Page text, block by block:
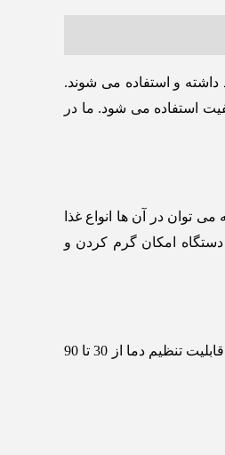
و استفاده می شوند.
استفاده می شود. ما در
نگهداری و گرم کردن غذا ها طراحی شده است. این دستگاه ‌ها دارای 4 سینی هستند که می‌ توان در آن ها انواع غذا
این دستگاه‌ امکان گرم کردن و
ابعاد دستگاه 150 در60 در 120 سانتی‌متراست، وزن دستگاه 80 کیلوگرم بوده و جنس بدنه استیل ضد زنگ است. ظرفیت آن 4 سینی با ابعاد 40در60 سانتی‌متر و قابلیت تنظیم دما از 30 تا 90